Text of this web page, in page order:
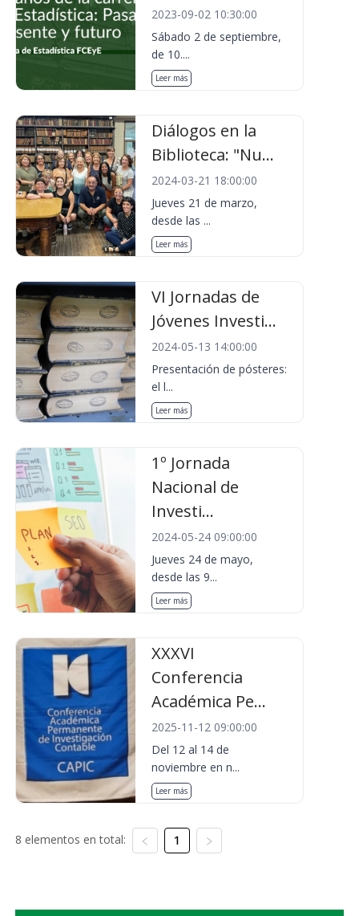
2023-09-02 10:30:00
Sábado 2 de septiembre,
de 10....
Leer más
Diálogos en la
Biblioteca: "Nu...
2024-03-21 18:00:00
Jueves 21 de marzo,
desde las ...
Leer más
VI Jornadas de
Jóvenes Investi...
2024-05-13 14:00:00
Presentación de pósteres:
el l...
Leer más
1º Jornada
Nacional de
Investi...
2024-05-24 09:00:00
Jueves 24 de mayo,
desde las 9...
Leer más
XXXVI
Conferencia
Académica Pe...
2025-11-12 09:00:00
Del 12 al 14 de
noviembre en n...
Leer más
8 elementos en total: 1